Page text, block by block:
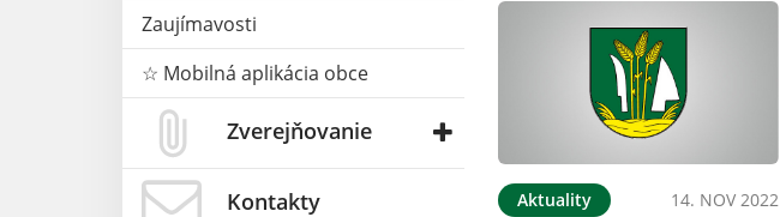
Zaujímavosti
☆ Mobilná aplikácia obce
Zverejňovanie
Kontakty Aktuality 14. NOV 2022